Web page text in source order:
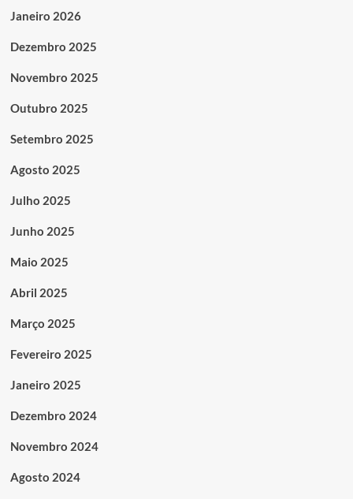
Janeiro 2026
Dezembro 2025
Novembro 2025
Outubro 2025
Setembro 2025
Agosto 2025
Julho 2025
Junho 2025
Maio 2025
Abril 2025
Março 2025
Fevereiro 2025
Janeiro 2025
Dezembro 2024
Novembro 2024
Agosto 2024